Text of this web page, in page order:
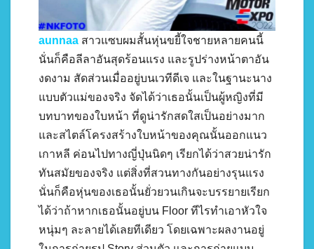
aunnaa สาวแซบผมสั้นหุ่นขยี้ใจชายหลายคนนี้
นั่นก็คือลีลาอันสุดร้อนแรง และรูปร่างหน้าตาอัน
งดงาม สัดส่วนเมื่ออยู่บนเวทีดีเจ และในฐานะนาง
แบบตัวแม่ของจริง จัดได้ว่าเธอนั้นเป็นผู้หญิงที่มี
บทบาทของใบหน้า ที่ดูน่ารักสดใสเป็นอย่างมาก
และสไตล์โครงสร้างใบหน้าของคุณนั้นออกแนว
เกาหลี ค่อนไปทางญี่ปุ่นนิดๆ เรียกได้ว่าสวยน่ารัก
ทันสมัยของจริง แต่สิ่งที่สวนทางกันอย่างรุนแรง
นั่นก็คือหุ่นของเธอนั้นยั่วยวนเกินจะบรรยายเรียก
ได้ว่าถ้าหากเธอนั้นอยู่บน Floor ทีไรทำเอาหัวใจ
หนุ่มๆ ละลายได้เลยทีเดียว โดยเฉพาะผลงานอยู่